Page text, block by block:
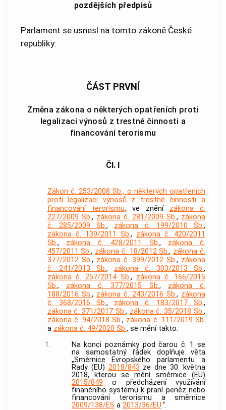
pozdějších předpisů
Parlament se usnesl na tomto zákoně České
republiky:
ČÁST PRVNÍ
Změna zákona o některých opatřeních proti
legalizaci výnosů z trestné činnosti a
financování terorismu
Čl. I
Zákon č. 253/2008 Sb., o některých opatřeních
proti legalizaci výnosů z trestné činnosti a
financování terorismu, ve znění zákona č.
227/2009 Sb., zákona č. 281/2009 Sb., zákona
č. 285/2009 Sb., zákona č. 199/2010 Sb.,
zákona č. 139/2011 Sb., zákona č. 420/2011
Sb., zákona č. 428/2011 Sb., zákona č.
457/2011 Sb., zákona č. 18/2012 Sb., zákona č.
377/2012 Sb., zákona č. 399/2012 Sb., zákona
č. 241/2013 Sb., zákona č. 303/2013 Sb.,
zákona č. 257/2014 Sb., zákona č. 166/2015
Sb., zákona č. 377/2015 Sb., zákona č.
188/2016 Sb., zákona č. 243/2016 Sb., zákona
č. 368/2016 Sb., zákona č. 183/2017 Sb.,
zákona č. 371/2017 Sb., zákona č. 35/2018 Sb.,
zákona č. 94/2018 Sb., zákona č. 111/2019 Sb.
a zákona č. 49/2020 Sb., se mění takto:
1.
Na konci poznámky pod čarou č. 1 se
na samostatný řádek doplňuje věta
„Směrnice Evropského parlamentu a
Rady (EU) 2018/843 ze dne 30. května
2018, kterou se mění směrnice (EU)
2015/849 o předcházení využívání
finančního systému k praní peněz nebo
financování terorismu a směrnice
2009/138/ES a 2013/36/EU.“.